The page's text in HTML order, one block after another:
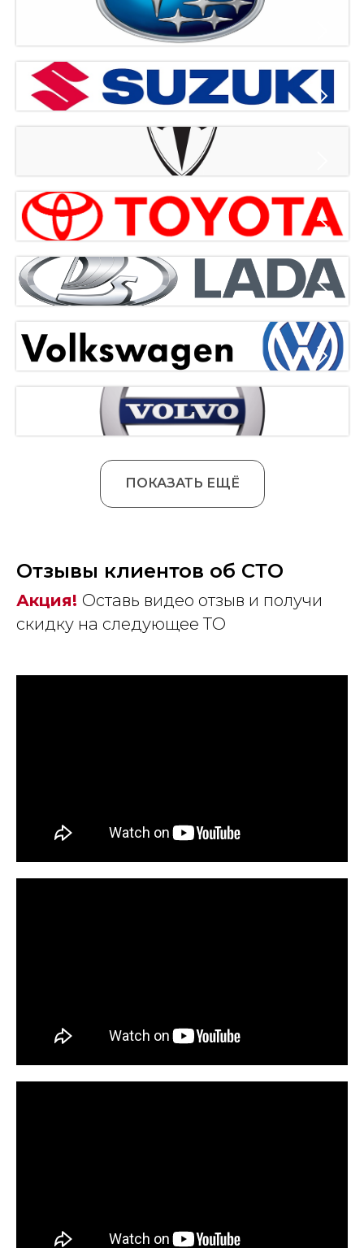
ПОКАЗАТЬ ЕЩЁ
Отзывы клиентов об СТО
Акция! Оставь видео отзыв и получи
скидку на следующее ТО